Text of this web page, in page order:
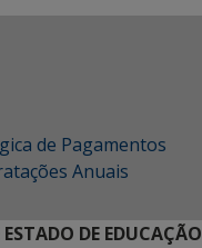
de Pagamentos
Anuais
ESTADO DE EDUCAÇÃO